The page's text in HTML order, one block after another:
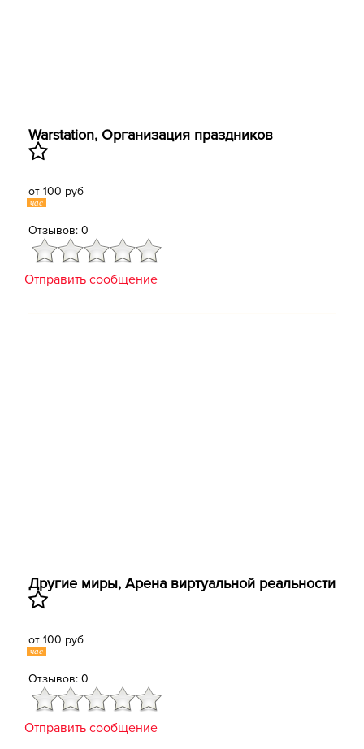
Warstation, Организация праздников
от 100 руб
час
Отзывов: 0
Отправить сообщение
Другие миры, Арена виртуальной реальности
от 100 руб
час
Отзывов: 0
Отправить сообщение